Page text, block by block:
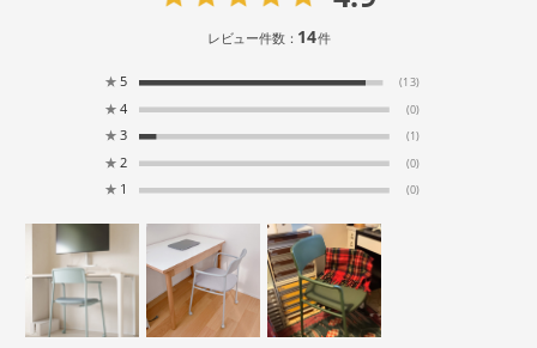
レビュー件数： 14件
★ 5 (13)
★ 4 (0)
★ 3 (1)
★ 2 (0)
★ 1 (0)